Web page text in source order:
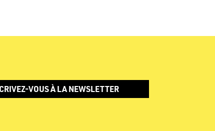
VOUS À LA NEWSLETTER